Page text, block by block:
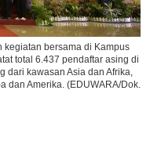
kegiatan bersama di Kampus
total 6.437 pendaftar asing di
dari kawasan Asia dan Afrika,
dan Amerika. (EDUWARA/Dok.